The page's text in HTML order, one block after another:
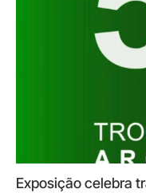
Exposição celebra